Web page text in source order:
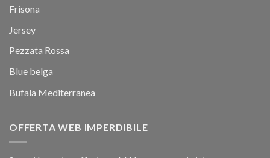
Frisona
Jersey
Pezzata Rossa
Blue belga
Bufala Mediterranea
OFFERTA WEB IMPERDIBILE